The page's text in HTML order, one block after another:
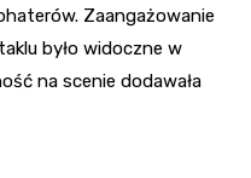
Zaangażowanie
było widoczne w
na scenie dodawała